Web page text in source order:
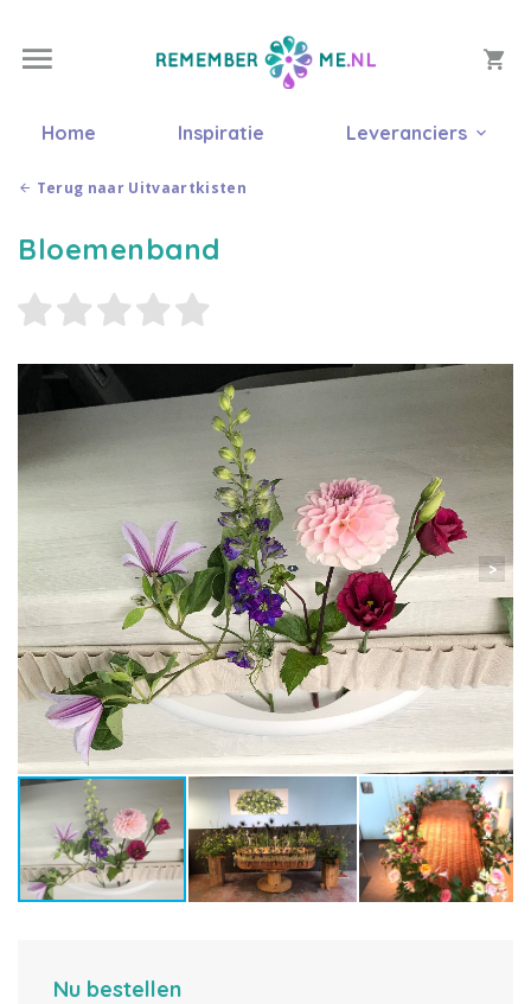
Home Inspiratie Leveranciers
Terug naar Uitvaartkisten
Bloemenband
Nu bestellen